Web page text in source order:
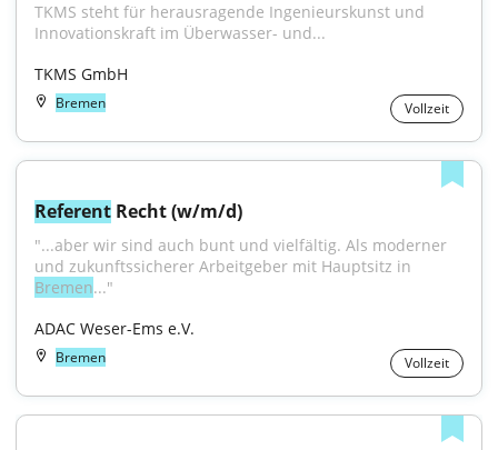
TKMS steht für herausragende Ingenieurskunst und
Innovationskraft im Überwasser- und...
TKMS GmbH
Bremen Vollzeit
Referent Recht (w/m/d)
"...aber wir sind auch bunt und vielfältig. Als moderner
Bremen..."
ADAC Weser-Ems e.V.
Bremen Vollzeit